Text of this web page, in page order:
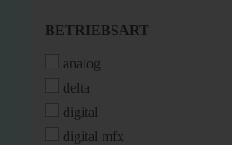
BETRIEBSART
BETRIEBSART
analog
delta
digital
digital mfx